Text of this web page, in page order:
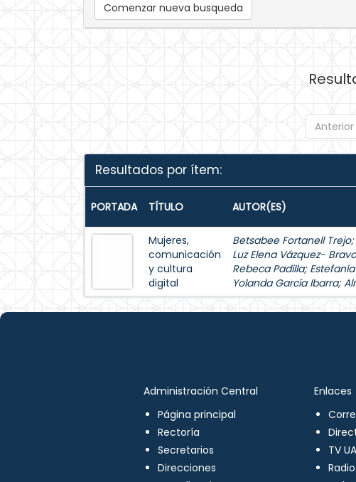
Comenzar nueva busqueda
Anterior
Resultados por ítem:
PORTADA TÍTULO AUTOR(ES)
Mujeres,
comunicación
y cultura
digital
Betsabee Fortanell Trejo;
Luz Elena Vázquez- Bravo
Rebeca Padilla;
Yolanda García Ibarra;
Administración Central
Página principal
Rectoría
Secretarios
Direcciones
Enlaces
TV